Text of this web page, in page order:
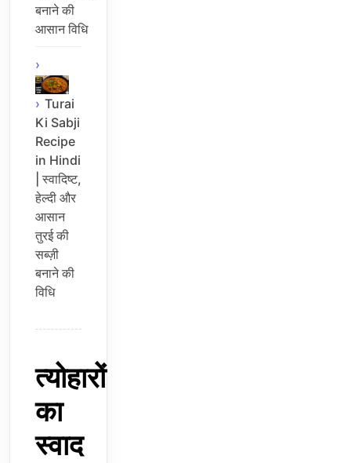
बनाने की
आसान विधि
Turai
Ki Sabji
Recipe
in Hindi
| स्वादिष्ट,
हेल्दी और
आसान
तुरई की
सब्ज़ी
बनाने की
विधि
त्योहारों
का
स्वाद